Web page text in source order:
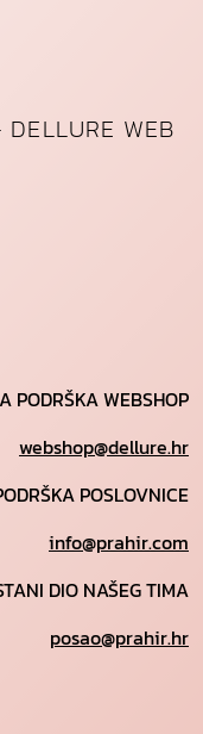
DELLURE WEB
PODRŠKA WEBSHOP
webshop@dellure.hr
POSLOVNICE
info@prahir.com
DIO NAŠEG TIMA
posao@prahir.hr